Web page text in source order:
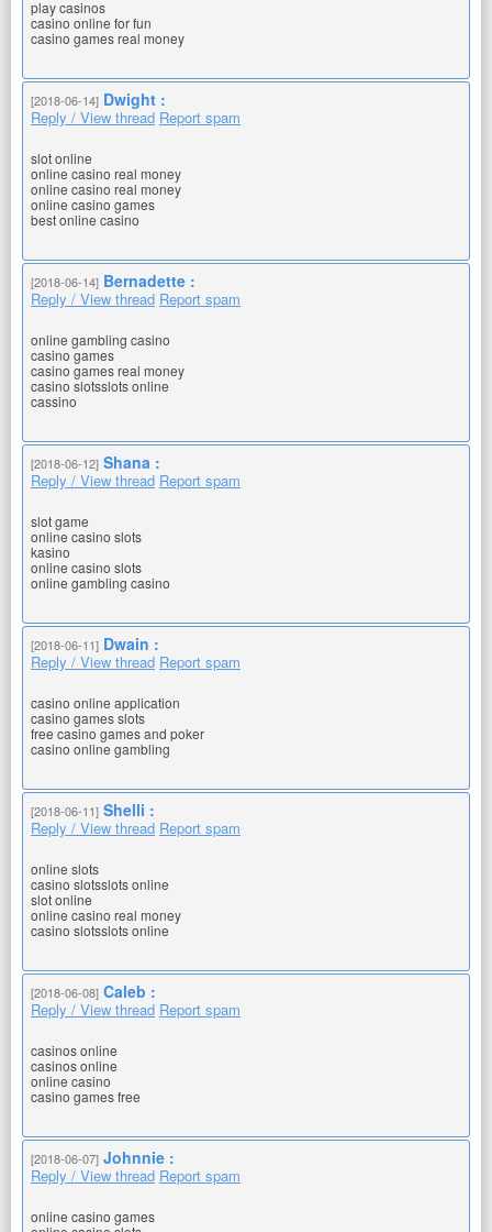
play casinos
casino online for fun
casino games real money
[2018-06-14] Dwight :
Reply / View thread Report spam
slot online
online casino real money
online casino real money
online casino games
best online casino
[2018-06-14] Bernadette :
Reply / View thread Report spam
online gambling casino
casino games
casino games real money
casino slotsslots online
cassino
[2018-06-12] Shana :
Reply / View thread Report spam
slot game
online casino slots
kasino
online casino slots
online gambling casino
[2018-06-11] Dwain :
Reply / View thread Report spam
casino online application
casino games slots
free casino games and poker
casino online gambling
[2018-06-11] Shelli :
Reply / View thread Report spam
online slots
casino slotsslots online
slot online
online casino real money
casino slotsslots online
[2018-06-08] Caleb :
Reply / View thread Report spam
casinos online
casinos online
online casino
casino games free
[2018-06-07] Johnnie :
Reply / View thread Report spam
online casino games